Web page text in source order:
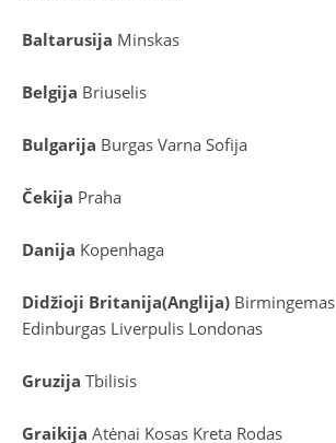
Baltarusija Minskas
Belgija Briuselis
Bulgarija Burgas Varna Sofija
Čekija Praha
Danija Kopenhaga
Didžioji Britanija(Anglija) Birmingemas
Edinburgas Liverpulis Londonas
Gruzija Tbilisis
Graikija Atėnai Kosas Kreta Rodas